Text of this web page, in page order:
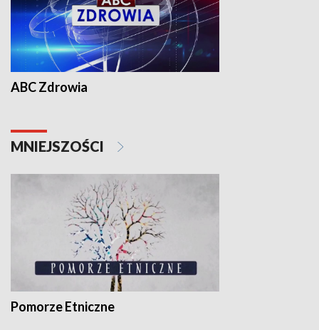
ABC Zdrowia
MNIEJSZOŚCI
Pomorze Etniczne